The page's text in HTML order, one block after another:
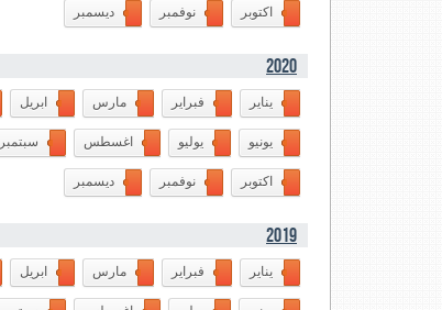
اكتوبر نوفمبر ديسمبر
2020
يناير فبراير مارس ابريل
يونيو يوليو اغسطس سبتمبر
اكتوبر نوفمبر ديسمبر
2019
يناير فبراير مارس ابريل